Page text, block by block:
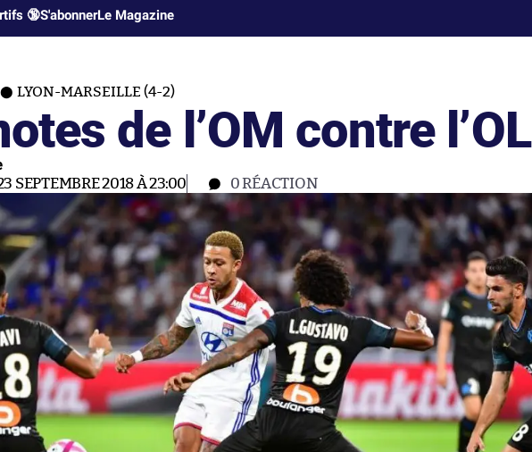
🔞S'abonnerLe Magazine
LYON-MARSEILLE (4-2)
de l’OM contre l’OL
SEPTEMBRE 2018 À 23:00 0RÉACTION